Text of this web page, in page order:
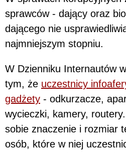
sprawców - dający oraz
dającego nie
najmniejszym stopniu.
W Dzienniku Internautów
tym, że uczestnicy
gadżety - odkurzacze,
wycieczki, kamery,
sobie znaczenie i rozmiar
osób, które w niej